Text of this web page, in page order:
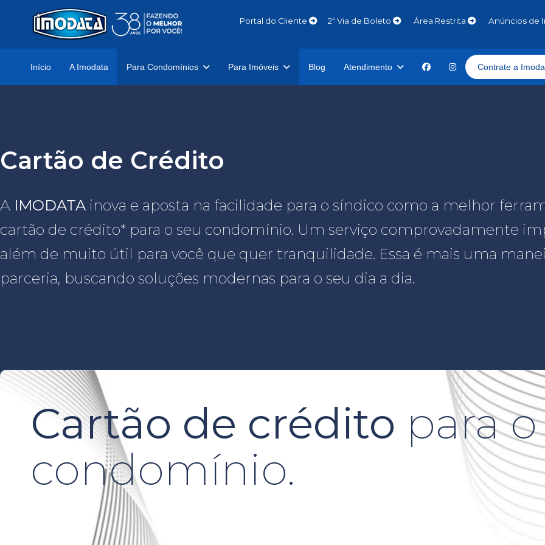
Portal do Cliente 2ª Via de Boleto Área Restrita Anúncios de
Início A Imodata Para Condomínios Para Imóveis Blog Atendimento Contrate a
Cartão de Crédito
A IMODATA inova e aposta na facilidade para o síndico como a melhor
cartão de crédito* para o seu condomínio. Um serviço comprovadamente
além de muito útil para você que quer tranquilidade. Essa é mais uma
parceria, buscando soluções modernas para o seu dia a dia.
Cartão de crédito para
condomínio.